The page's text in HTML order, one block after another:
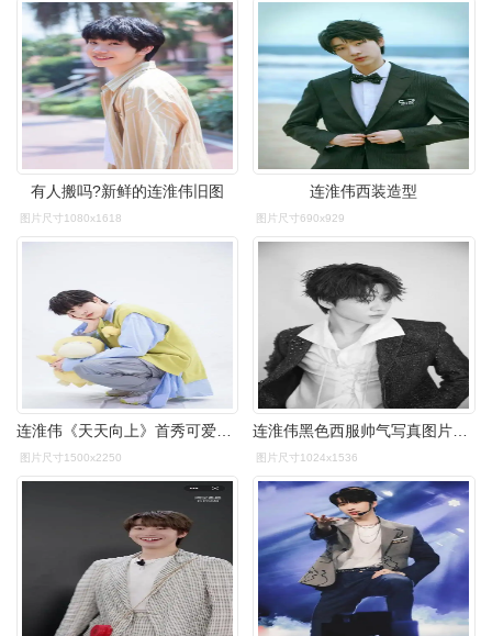
有人搬吗?新鲜的连淮伟旧图
图片尺寸1080x1618
连淮伟西装造型
图片尺寸690x929
图片尺寸1500x2250 图片尺寸1024x1536